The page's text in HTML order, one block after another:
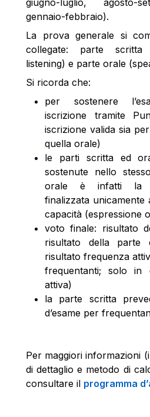
giugno-luglio, agosto-
gennaio-febbraio).
La prova generale si
collegate: parte scritta
listening) e parte orale
Si ricorda che:
per sostenere
iscrizione tramite
iscrizione valida sia
quella orale)
le parti scritta ed
sostenute nello
orale è infatti la
finalizzata
capacità (espressione
voto finale: risultato
risultato della parte
risultato frequenza
frequentanti; solo in
attiva)
la parte scritta
d’esame per
Per maggiori informazioni
di dettaglio e metodo di
consultare il programma